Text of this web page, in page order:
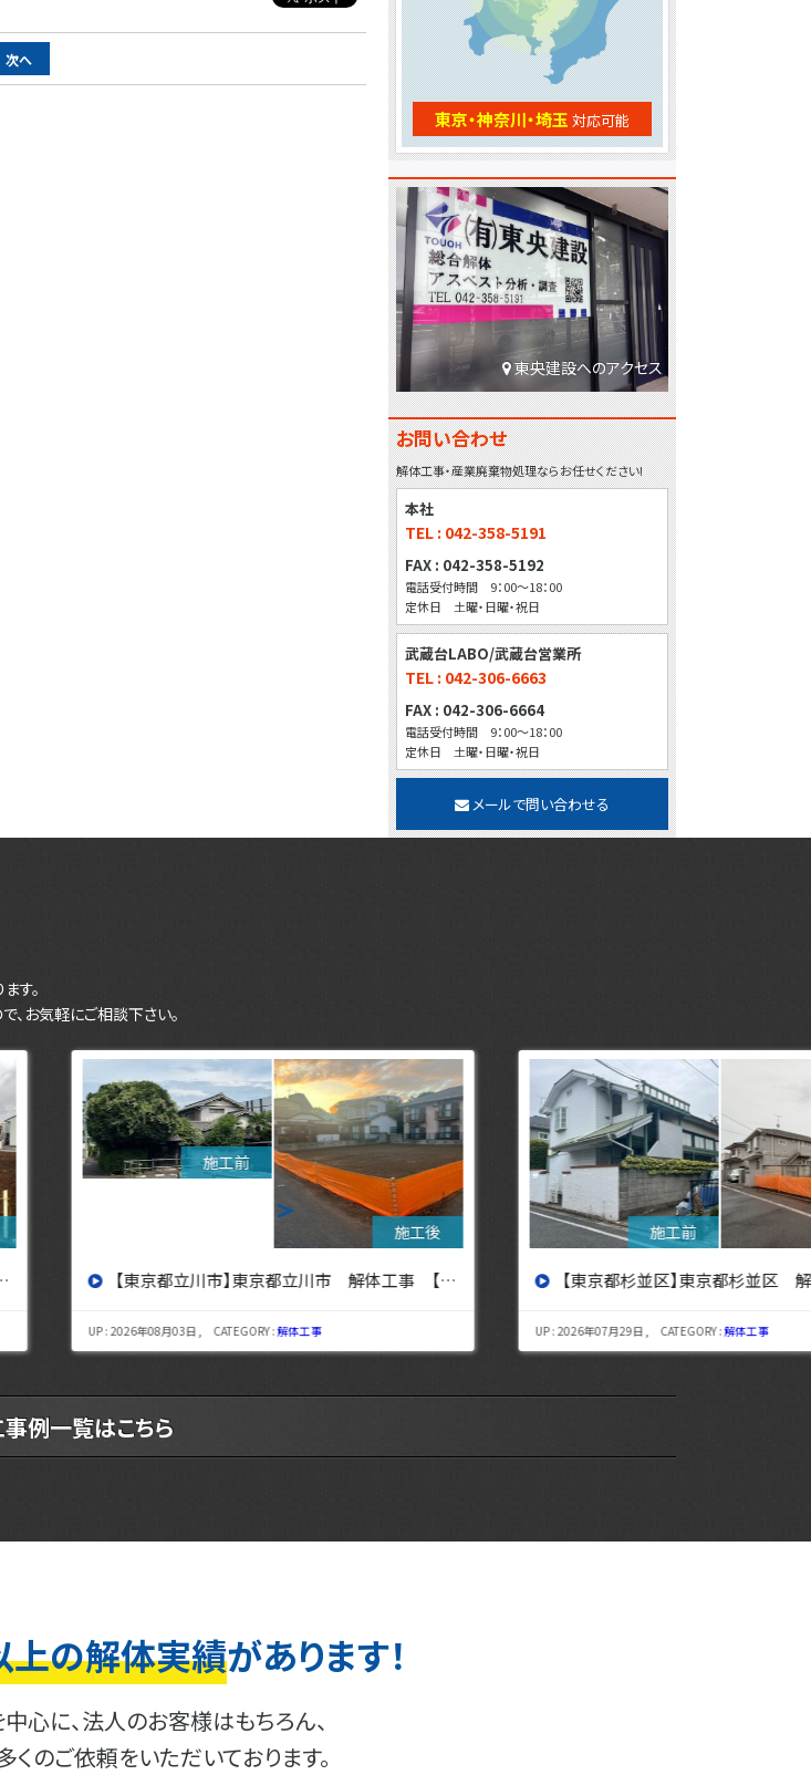
次へ
東京・神奈川・埼玉 対応可能
東央建設へのアクセス
お問い合わせ
解体工事・産業廃棄物処理ならお任せください!
本社
TEL : 042-358-5191
FAX : 042-358-5192
電話受付時間 9：00～18：00
定休日 土曜・日曜・祝日
武蔵台LABO/武蔵台営業所
TEL : 042-306-6663
FAX : 042-306-6664
電話受付時間 9：00～18：00
定休日 土曜・日曜・祝日
メールで問い合わせる
す。
、お気軽にご相談下さい。
市 解体工事 【東京・埼玉・神奈川の解体工事なら東央建設へ】
解体工事
【東京都杉並区】東京都杉並区 解体工事【東京・埼玉・神奈川の解体工事なら東央建設へ】
解体工事
＞
例一覧はこちら
上の解体実績があります！
心に、法人のお客様はもちろん、
のご依頼をいただいております。